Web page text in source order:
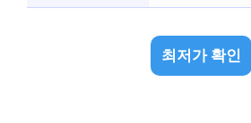
최저가 확인